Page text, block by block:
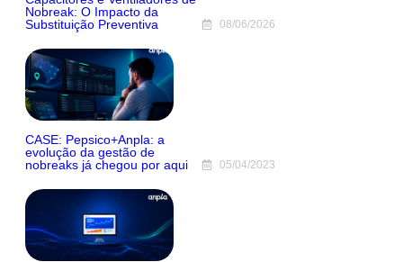
Nobreak: O Impacto da
Substituição Preventiva
08/06/2026
CASE: Pepsico+Anpla: a
evolução da gestão de
nobreaks já chegou por aqui
05/04/2023